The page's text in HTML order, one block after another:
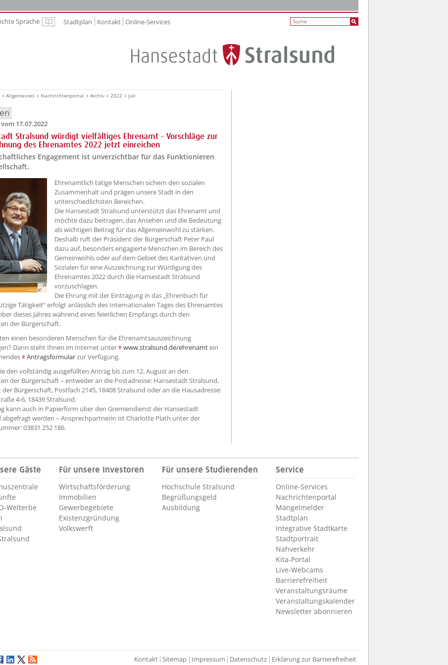
Sprache Leichte Sprache
Stadtplan Kontakt Online-Services
Allgemeines Nachrichtenportal Archiv 2022 Juli
17.07.2022
Stralsund würdigt vielfältiges Ehrenamt - Vorschläge zur
des Ehrenamtes 2022 jetzt einreichen
Engagement ist unverzichtbar für das Funktionieren
??? absaetzeOben[1]/titel ???
Ehrenamtlich tätige Menschen sichern den sozialen
Zusammenhalt und prägen unsere Stadt in den
unterschiedlichsten Bereichen.
Die Hansestadt Stralsund unterstützt das Ehrenamt und
möchte dazu beitragen, das Ansehen und die Bedeutung
als wichtigen Beitrag für das Allgemeinwohl zu stärken.
Deshalb ruft der Präsident der Bürgerschaft Peter Paul
dazu auf, besonders engagierte Menschen im Bereich des
Gemeinwohls oder auf dem Gebiet des Karitativen und
Sozialen für eine Auszeichnung zur Würdigung des
Ehrenamtes 2022 durch die Hansestadt Stralsund
vorzuschlagen.
Die Ehrung mit der Eintragung in das „Ehrenbuch für
Tätigkeit“ erfolgt anlässlich des Internationalen Tages des Ehrenamtes
dieses Jahres während eines feierlichen Empfangs durch den
der Bürgerschaft.
einen besonderen Menschen für die Ehrenamtsauszeichnung
Dann steht Ihnen im Internet unter
www.stralsund.de/ehrenamtein
Antragsformularzur Verfügung.
den vollständig ausgefüllten Antrag bis zum 12. August an den
der Bürgerschaft – entweder an die Postadresse: Hansestadt Stralsund,
der Bürgerschaft, Postfach 2145, 18408 Stralsund oder an die Hausadresse:
4-6, 18439 Stralsund.
kann auch in Papierform über den Gremiendienst der Hansestadt
abgefragt werden – Ansprechpartnerin ist Charlotte Plath unter der
03831 252 186.
Gäste
Welterbe
Für unsere Investoren
Wirtschaftsförderung
Immobilien
Gewerbegebiete
Existenzgründung
Volkswerft
Für unsere Studierenden
Hochschule Stralsund
Begrüßungsgeld
Ausbildung
Service
Online-Services
Nachrichtenportal
Mängelmelder
Stadtplan
Integrative Stadtkarte
Stadtportrait
Nahverkehr
Kita-Portal
Live-Webcams
Barrierefreiheit
Veranstaltungsräume
Veranstaltungskalender
Newsletter abonnieren
Kontakt Sitemap Impressum Datenschutz Erklärung zur Barrierefreiheit